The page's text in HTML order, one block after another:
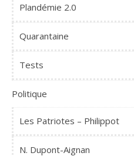
Plandémie 2.0
Quarantaine
Tests
Politique
Les Patriotes – Philippot
N. Dupont-Aignan